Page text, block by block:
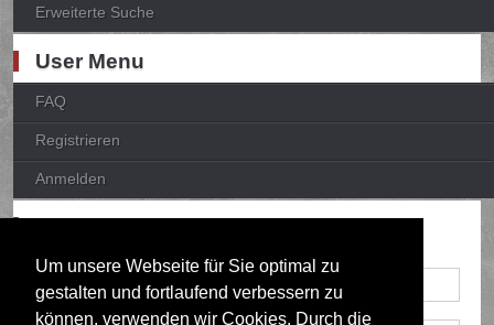
Um unsere Webseite für Sie optimal zu
gestalten und fortlaufend verbessern zu
können, verwenden wir Cookies. Durch die
Erweiterte Suche
User Menu
FAQ
Registrieren
Anmelden